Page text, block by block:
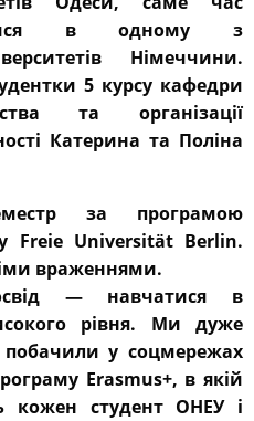
в одному з
Німеччини.
5 курсу кафедри
та організації
Катерина та Поліна
за програмою
Freie Universität Berlin.
враженнями.
— навчатися в
рівня. Ми дуже
у соцмережах
Erasmus+, в якій
кожен студент ОНЕУ і